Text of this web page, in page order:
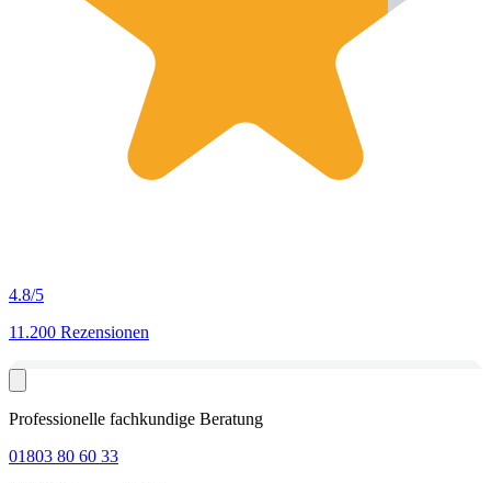
4.8/5
11.200 Rezensionen
Professionelle fachkundige Beratung
01803 80 60 33